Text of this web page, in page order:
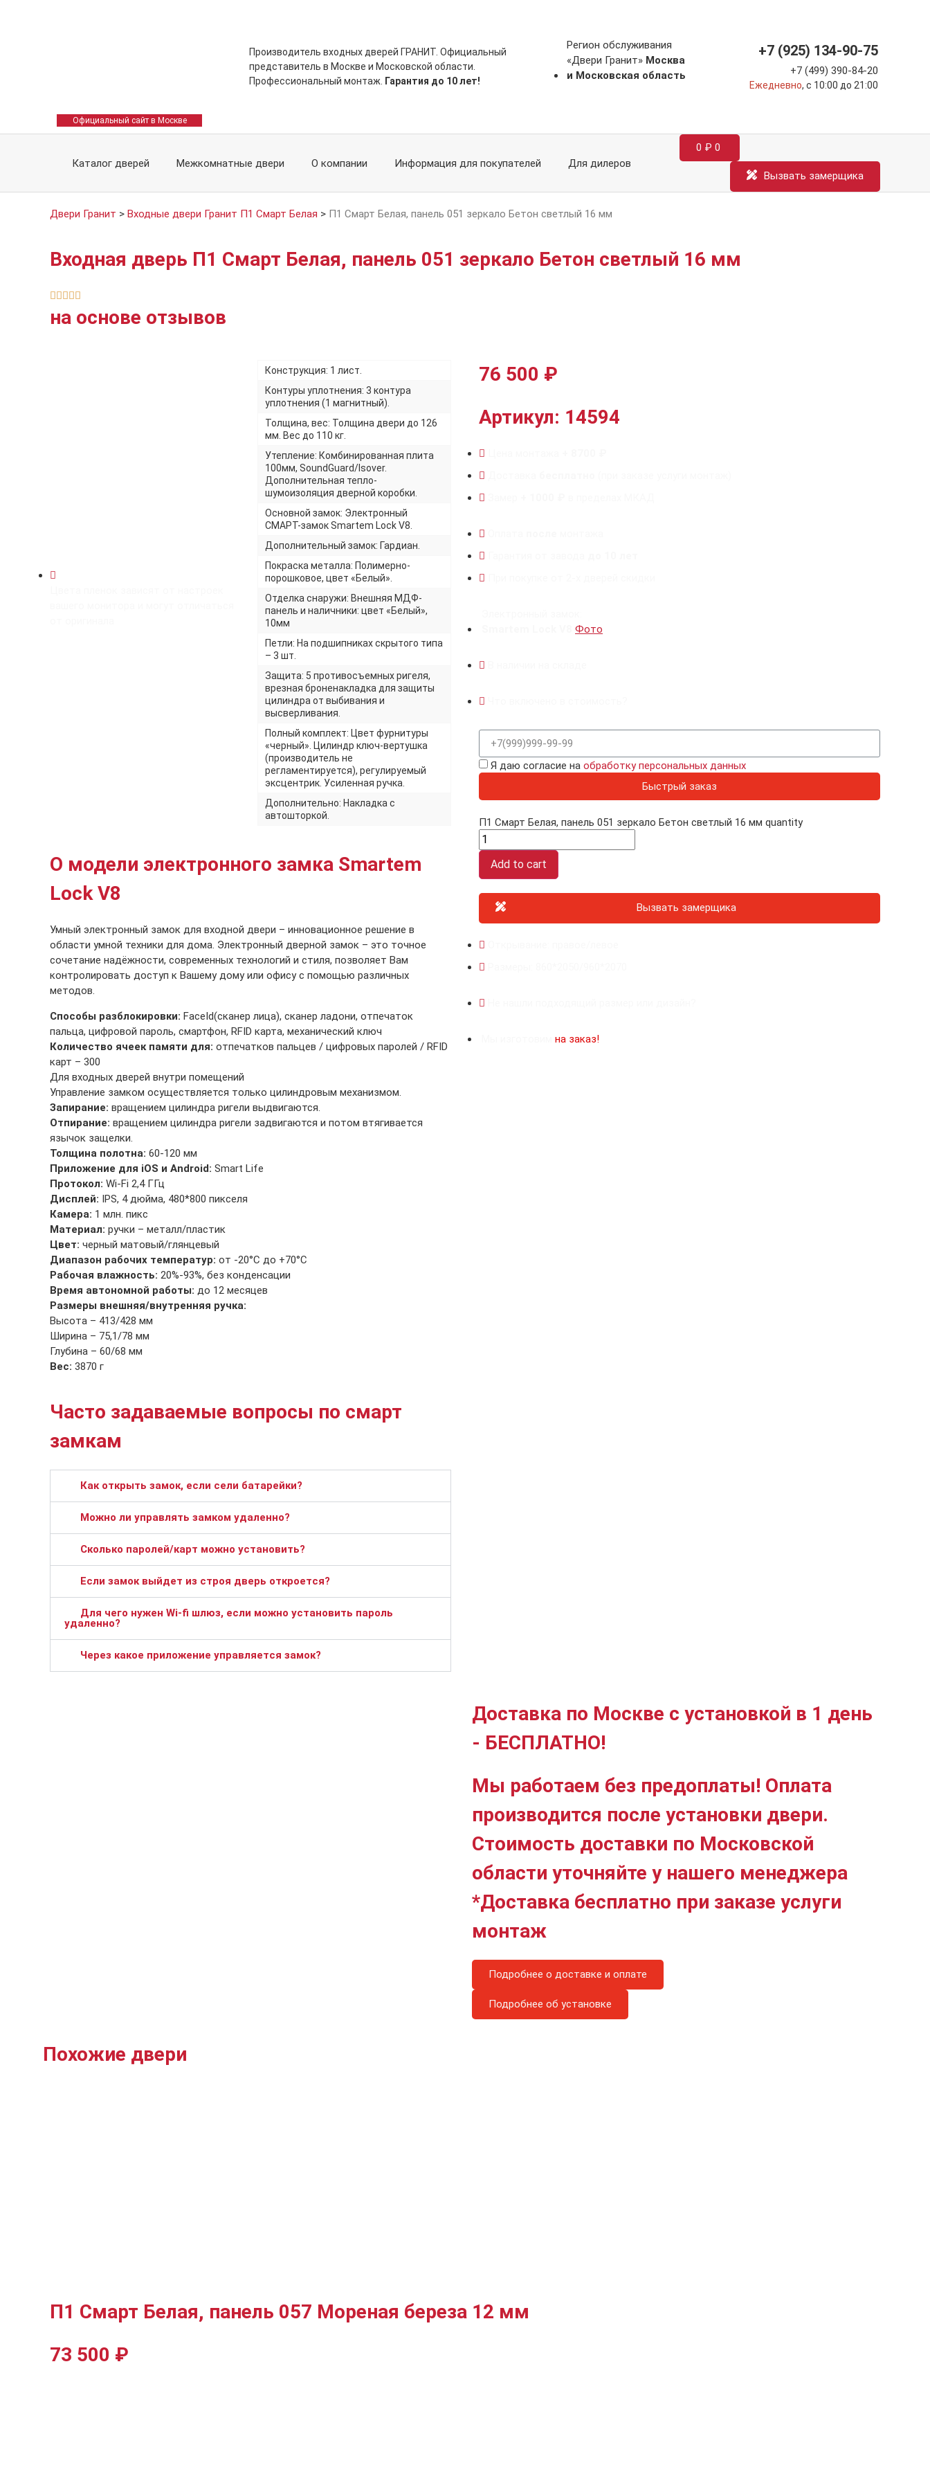
Официальный сайт в Москве
Производитель входных дверей ГРАНИТ. Официальный
представитель в Москве и Московской области.
Профессиональный монтаж.
Гарантия до 10 лет!
Регион обслуживания
«Двери Гранит» Москва
и Московская область
+7 (925) 134-90-75
+7 (499) 390-84-20
Ежедневно, с 10:00 до 21:00
Каталог дверей Межкомнатные двери О компании Информация для покупателей Для дилеров
0 ₽ 0
Вызвать замерщика
Двери Гранит > Входные двери Гранит П1 Смарт Белая > П1 Смарт Белая, панель 051 зеркало Бетон светлый 16 мм
Входная дверь П1 Смарт Белая, панель 051 зеркало Бетон светлый 16 мм
    
на основе отзывов
Конструкция: 1 лист.
Контуры уплотнения: 3 контура
уплотнения (1 магнитный).
Толщина, вес: Толщина двери до 126
мм. Вес до 110 кг.
Утепление: Комбинированная плита
100мм, SoundGuard/Isover.
Дополнительная тепло-
шумоизоляция дверной коробки.
Основной замок: Электронный
СМАРТ-замок Smartem Lock V8.
Дополнительный замок: Гардиан.
Покраска металла: Полимерно-
порошковое, цвет «Белый».
Отделка снаружи: Внешняя МДФ-
панель и наличники: цвет «Белый»,
10мм
Петли: На подшипниках скрытого типа
– 3 шт.
Защита: 5 противосъемных ригеля,
врезная броненакладка для защиты
цилиндра от выбивания и
высверливания.
Полный комплект: Цвет фурнитуры
«черный». Цилиндр ключ-вертушка
(производитель не
регламентируется), регулируемый
эксцентрик. Усиленная ручка.
Дополнительно: Накладка с
автошторкой.
О модели электронного замка Smartem
Lock V8
Умный электронный замок для входной двери – инновационное решение в
области умной техники для дома. Электронный дверной замок – это точное
сочетание надёжности, современных технологий и стиля, позволяет Вам
контролировать доступ к Вашему дому или офису с помощью различных
методов.
Способы разблокировки: FaceId(сканер лица), сканер ладони, отпечаток
пальца, цифровой пароль, смартфон, RFID карта, механический ключ
Количество ячеек памяти для: отпечатков пальцев / цифровых паролей / RFID
карт – 300
Для входных дверей внутри помещений
Управление замком осуществляется только цилиндровым механизмом.
Запирание: вращением цилиндра ригели выдвигаются.
Отпирание: вращением цилиндра ригели задвигаются и потом втягивается
язычок защелки.
Толщина полотна: 60-120 мм
Приложение для iOS и Android: Smart Life
Протокол: Wi-Fi 2,4 ГГц
Дисплей: IPS, 4 дюйма, 480*800 пикселя
Камера: 1 млн. пикс
Материал: ручки – металл/пластик
Цвет: черный матовый/глянцевый
Диапазон рабочих температур: от -20°C до +70°C
Рабочая влажность: 20%-93%, без конденсации
Время автономной работы: до 12 месяцев
Размеры внешняя/внутренняя ручка:
Высота – 413/428 мм
Ширина – 75,1/78 мм
Глубина – 60/68 мм
Вес: 3870 г
Часто задаваемые вопросы по смарт
замкам
Как открыть замок, если сели батарейки?
Можно ли управлять замком удаленно?
Сколько паролей/карт можно установить?
Если замок выйдет из строя дверь откроется?
Для чего нужен Wi-fi шлюз, если можно установить пароль
удаленно?
Через какое приложение управляется замок?
76 500 ₽
Артикул: 14594
Фото
Я даю согласие на обработку персональных данных
Быстрый заказ
П1 Смарт Белая, панель 051 зеркало Бетон светлый 16 мм quantity
Add to cart
Вызвать замерщика
на заказ!
Доставка по Москве с установкой в 1 день
- БЕСПЛАТНО!
Мы работаем без предоплаты! Оплата
производится после установки двери.
Стоимость доставки по Московской
области уточняйте у нашего менеджера
*Доставка бесплатно при заказе услуги
монтаж
Подробнее о доставке и оплате
Подробнее об установке
Похожие двери
П1 Смарт Белая, панель 057 Мореная береза 12 мм
73 500 ₽